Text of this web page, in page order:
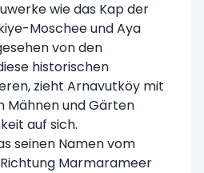
wie das Kap der
Moschee und Aya
von den
historischen
zieht Arnavutköy mit
Mähnen und Gärten
auf sich.
seinen Namen vom
Marmarameer